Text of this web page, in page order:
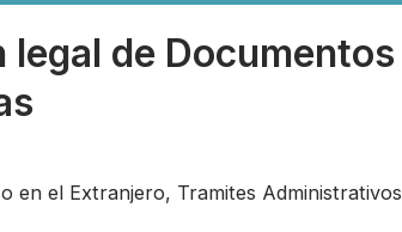
legal de Documentos
en el Extranjero, Tramites Administrativos